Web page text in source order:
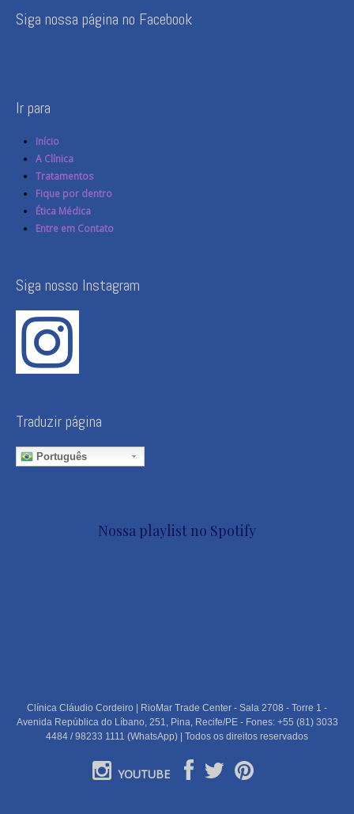
Siga nossa página no Facebook
Ir para
Início
A Clínica
Tratamentos
Fique por dentro
Ética Médica
Entre em Contato
Siga nosso Instagram
Traduzir página
Português
Nossa playlist no Spotify
Clínica Cláudio Cordeiro | RioMar Trade Center - Sala 2708 - Torre 1 -
Avenida República do Líbano, 251, Pina, Recife/PE - Fones: +55 (81) 3033
4484 / 98233 1111 (WhatsApp) | Todos os direitos reservados
YOUTUBE